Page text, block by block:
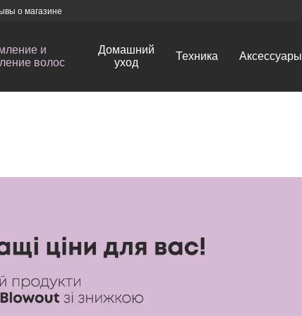
о магазине
и
волос
Домашний
уход
Техника Аксессуары